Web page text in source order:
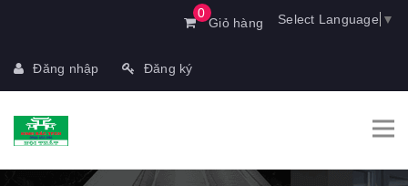
Select Language ▼
0
Giỏ hàng
Đăng nhập Đăng ký